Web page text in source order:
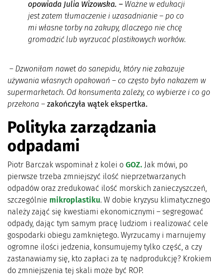
opowiada Julia Wizowska. – Ważne w edukacji
jest zatem tłumaczenie i uzasadnianie – po co
mi własne torby na zakupy, dlaczego nie chcę
gromadzić lub wyrzucać plastikowych worków.
– Dzwoniłam nawet do sanepidu, który nie zakazuje
używania własnych opakowań – co często było nakazem w
supermarketach. Od konsumenta zależy, co wybierze i co go
przekona – zakończyła wątek ekspertka.
Polityka zarządzania
odpadami
Piotr Barczak wspominał z kolei o GOZ. Jak mówi, po
pierwsze trzeba zmniejszyć ilość nieprzetwarzanych
odpadów oraz zredukować ilość morskich zanieczyszczeń,
szczególnie mikroplastiku. W dobie kryzysu klimatycznego
należy zająć się kwestiami ekonomicznymi – segregować
odpady, dając tym samym pracę ludziom i realizować cele
gospodarki obiegu zamkniętego. Wyrzucamy i marnujemy
ogromne ilości jedzenia, konsumujemy tylko część, a czy
zastanawiamy się, kto zapłaci za tę nadprodukcję? Krokiem
do zmniejszenia tej skali może być ROP.